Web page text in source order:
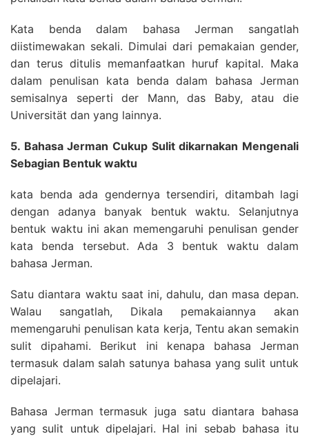
Kata benda dalam bahasa Jerman sangatlah
diistimewakan sekali. Dimulai dari pemakaian gender,
dan terus ditulis memanfaatkan huruf kapital. Maka
dalam penulisan kata benda dalam bahasa Jerman
semisalnya seperti der Mann, das Baby, atau die
Universität dan yang lainnya.
5. Bahasa Jerman Cukup Sulit dikarnakan Mengenali
Sebagian Bentuk waktu
kata benda ada gendernya tersendiri, ditambah lagi
dengan adanya banyak bentuk waktu. Selanjutnya
bentuk waktu ini akan memengaruhi penulisan gender
kata benda tersebut. Ada 3 bentuk waktu dalam
bahasa Jerman.
Satu diantara waktu saat ini, dahulu, dan masa depan.
Walau sangatlah, Dikala pemakaiannya akan
memengaruhi penulisan kata kerja, Tentu akan semakin
sulit dipahami. Berikut ini kenapa bahasa Jerman
termasuk dalam salah satunya bahasa yang sulit untuk
dipelajari.
Bahasa Jerman termasuk juga satu diantara bahasa
yang sulit untuk dipelajari. Hal ini sebab bahasa itu